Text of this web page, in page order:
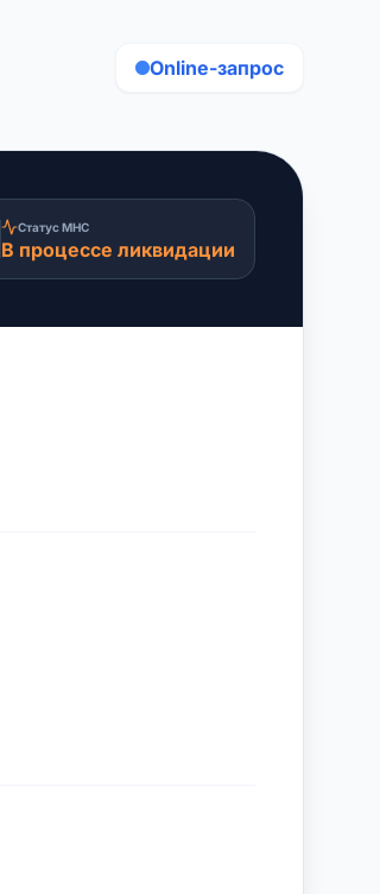
Online-запрос
Статус МНС
В процессе ликвидации